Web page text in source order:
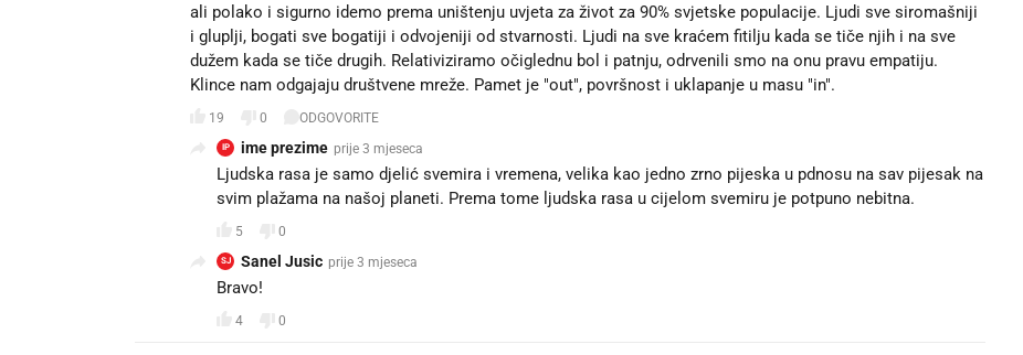
ali polako i sigurno idemo prema uništenju uvjeta za život za 90% svjetske populacije. Ljudi sve siromašniji
i gluplji, bogati sve bogatiji i odvojeniji od stvarnosti. Ljudi na sve kraćem fitilju kada se tiče njih i na sve
dužem kada se tiče drugih. Relativiziramo očiglednu bol i patnju, odrvenili smo na onu pravu empatiju.
Klince nam odgajaju društvene mreže. Pamet je "out", površnost i uklapanje u masu "in".
19 0 ODGOVORITE
IP ime prezime prije 3 mjeseca
Ljudska rasa je samo djelić svemira i vremena, velika kao jedno zrno pijeska u pdnosu na sav pijesak na
svim plažama na našoj planeti. Prema tome ljudska rasa u cijelom svemiru je potpuno nebitna.
5 0
SJ Sanel Jusic prije 3 mjeseca
Bravo!
4 0